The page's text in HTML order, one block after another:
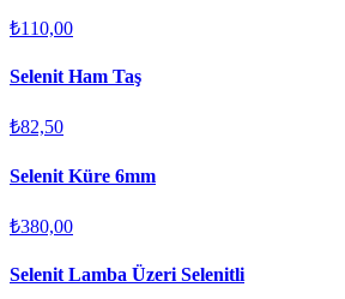
₺110,00
Selenit Ham Taş
₺82,50
Selenit Küre 6mm
₺380,00
Selenit Lamba Üzeri Selenitli